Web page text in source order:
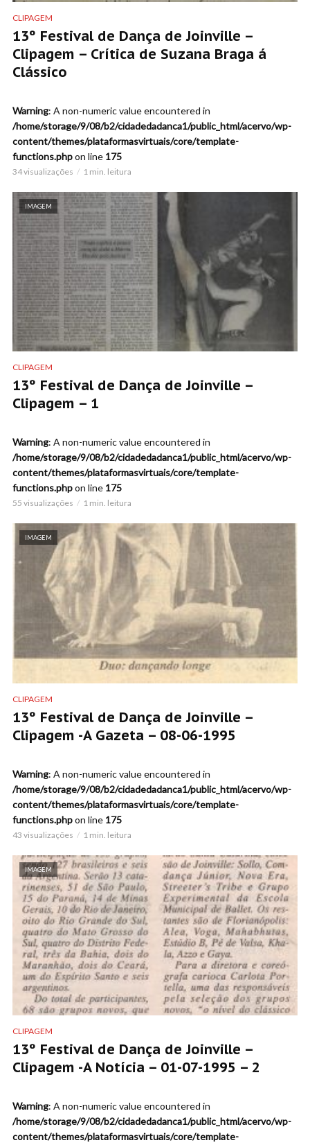
CLIPAGEM
13º Festival de Dança de Joinville –
Clipagem – Crítica de Suzana Braga á
Clássico
Warning: A non-numeric value encountered in
/home/storage/9/08/b2/cidadedadanca1/public_html/acervo/wp-
content/themes/plataformasvirtuais/core/template-
functions.phpon line 175
34 visualizações 1 min. leitura
IMAGEM
CLIPAGEM
13º Festival de Dança de Joinville –
Clipagem – 1
Warning: A non-numeric value encountered in
/home/storage/9/08/b2/cidadedadanca1/public_html/acervo/wp-
content/themes/plataformasvirtuais/core/template-
functions.phpon line 175
55 visualizações 1 min. leitura
IMAGEM
CLIPAGEM
13º Festival de Dança de Joinville –
Clipagem -A Gazeta – 08-06-1995
Warning: A non-numeric value encountered in
/home/storage/9/08/b2/cidadedadanca1/public_html/acervo/wp-
content/themes/plataformasvirtuais/core/template-
functions.phpon line 175
43 visualizações 1 min. leitura
IMAGEM
CLIPAGEM
13º Festival de Dança de Joinville –
Clipagem -A Notícia – 01-07-1995 – 2
Warning: A non-numeric value encountered in
/home/storage/9/08/b2/cidadedadanca1/public_html/acervo/wp-
content/themes/plataformasvirtuais/core/template-